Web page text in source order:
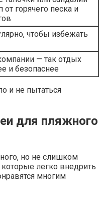
горячего песка и
чтобы избежать
— так отдых
и безопаснее
и не пытаться
для пляжного
но не слишком
легко внедрить
многим